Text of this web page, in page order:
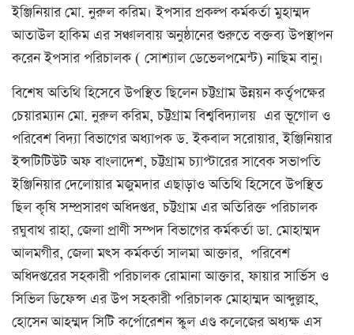
ইঞ্জিনিয়ার মো. নুরুল করিম। ইপসার প্রকল্প কর্মকর্তা মুহাম্মদ
আতাউল হাকিম এর সঞ্চালবায় অনুষ্ঠানের শুরুতে বক্তব্য উপস্থাপন
করেন ইপসার পরিচালক ( সোশ্যাল ডেভেলপমেন্ট) নাছিম বানু।
বিশেষ অতিথি হিসেবে উপস্থিত ছিলেন চট্টগ্রাম উন্নয়ন কর্তৃপক্ষের
চেয়ারম্যান মো. নুরুল করিম, চট্টগ্রাম বিশ্ববিদ্যালয় এর ভূগোল ও
পরিবেশ বিদ্যা বিভাগের অধ্যাপক ড. ইকবাল সরোয়ার, ইঞ্জিনিয়ার
ইন্সটিটিউট অফ বাংলাদেশ, চট্টগ্রাম চ্যাপ্টারের সাবেক সভাপতি
ইঞ্জিনিয়ার দেলোয়ার মজুমদার এছাড়াও অতিথি হিসেবে উপস্থিত
ছিল কৃষি সম্প্রসারণ অধিদপ্তর, চট্টগ্রাম এর অতিরিক্ত পরিচালক
রঘুবাথ রাহা, জেলা প্রাণী সম্পদ বিভাগের কর্মকর্তা ডা. মোহাম্মদ
আলমগীর, জেলা মৎস কর্মকর্তা সালমা আক্তার, পরিবেশ
অধিদপ্তরের সহকারী পরিচালক রোমানা আক্তার, ফায়ার সার্ভিস ও
সিভিল ডিফেন্স এর উপ সহকারী পরিচালক মোহাম্মদ আব্দুল্লাহ,
হোসেন আহম্মদ সিটি কর্পোরেশন স্কুল এণ্ড কলেজের অধ্যক্ষ এস